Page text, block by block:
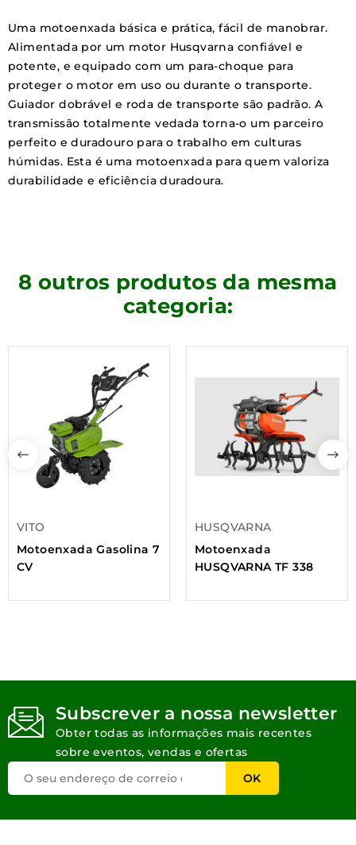
Uma motoenxada básica e prática, fácil de manobrar.
Alimentada por um motor Husqvarna confiável e
potente, e equipado com um para-choque para
proteger o motor em uso ou durante o transporte.
Guiador dobrável e roda de transporte são padrão. A
transmissão totalmente vedada torna-o um parceiro
perfeito e duradouro para o trabalho em culturas
húmidas. Esta é uma motoenxada para quem valoriza
durabilidade e eficiência duradoura.
8 outros produtos da mesma
categoria:
VITO
Motoenxada Gasolina 7
CV
HUSQVARNA
Motoenxada
HUSQVARNA TF 338
Subscrever a nossa newsletter
Obter todas as informações mais recentes
sobre eventos, vendas e ofertas